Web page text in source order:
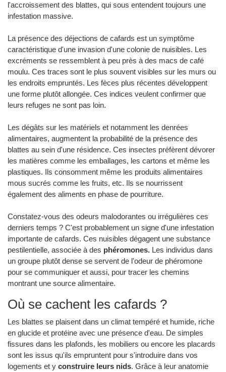
l'accroissement des blattes, qui sous entendent toujours une
infestation massive.
La présence des déjections de cafards est un symptôme
caractéristique d'une invasion d'une colonie de nuisibles. Les
excréments se ressemblent à peu près à des macs de café
moulu. Ces traces sont le plus souvent visibles sur les murs ou
les endroits empruntés. Les fèces plus récentes développent
une forme plutôt allongée. Ces indices veulent confirmer que
leurs refuges ne sont pas loin.
Les dégâts sur les matériels et notamment les denrées
alimentaires, augmentent la probabilité de la présence des
blattes au sein d'une résidence. Ces insectes préfèrent dévorer
les matières comme les emballages, les cartons et même les
plastiques. Ils consomment même les produits alimentaires
mous sucrés comme les fruits, etc. Ils se nourrissent
également des aliments en phase de pourriture.
Constatez-vous des odeurs malodorantes ou irrégulières ces
derniers temps ? C'est probablement un signe d'une infestation
importante de cafards. Ces nuisibles dégagent une substance
pestilentielle, associée à des phéromones. Les individus dans
un groupe plutôt dense se servent de l'odeur de phéromone
pour se communiquer et aussi, pour tracer les chemins
montrant une source alimentaire.
Où se cachent les cafards ?
Les blattes se plaisent dans un climat tempéré et humide, riche
en glucide et protéine avec une présence d'eau. De simples
fissures dans les plafonds, les mobiliers ou encore les placards
sont les issus qu'ils empruntent pour s'introduire dans vos
logements et y construire leurs nids. Grâce à leur anatomie